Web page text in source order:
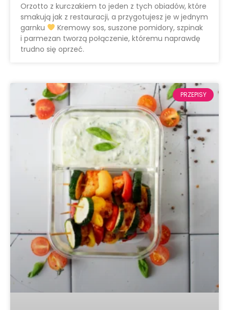
Orzotto z kurczakiem to jeden z tych obiadów, które
smakują jak z restauracji, a przygotujesz je w jednym
garnku
Kremowy sos, suszone pomidory, szpinak
i parmezan tworzą połączenie, któremu naprawdę
trudno się oprzeć.
PRZEPISY